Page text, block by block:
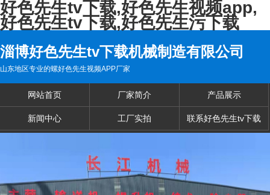
好色先生tv下载,好色先生视频app,
好色先生tv下载,好色先生污下载
淄博好色先生tv下载机械制造有限公司
山东地区专业的螺好色先生视频APP厂家
网站首页 厂家简介 产品展示
新闻中心 工厂实拍 联系好色先生tv下载